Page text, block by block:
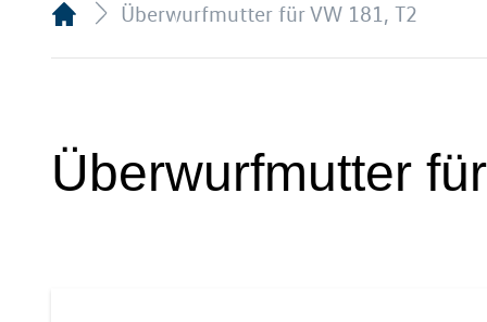
Überwurfmutter für VW 181, T2
Überwurfmutter